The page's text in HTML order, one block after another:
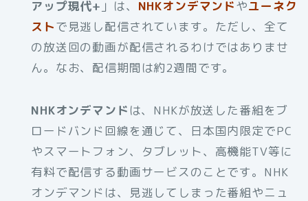
アップ現代+ 」は、 NHKオンデマンドやユーネク
ストで見逃し配信されています。ただし、全て
の放送回の動画が配信されるわけではありませ
ん。なお、配信期間は約2週間です。
NHKオンデマンド は、NHKが放送した番組をブ
ロードバンド回線を通じて、日本国内限定でPC
やスマートフォン、タブレット、高機能TV等に
有料で配信する動画サービスのことです。NHK
オンデマンドは、見逃してしまった番組やニュ